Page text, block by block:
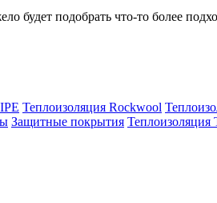
будет подобрать что-то более
Теплоизоляция Rockwool
Защитные покрытия Теплоизоляция